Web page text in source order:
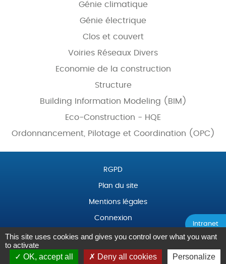
Intranet
Génie climatique
Génie électrique
Clos et couvert
Voiries Réseaux Divers
Economie de la construction
Structure
Building Information Modeling (BIM)
Eco-Construction - HQE
Ordonnancement, Pilotage et Coordination (OPC)
RGPD
Plan du site
Mentions légales
Connexion
©B.E. bâtiTECH tous droits réservés / Création
Be-Ware
Informatique
This site uses cookies and gives you control over what you want
to activate
OK, accept all
Deny all cookies Personalize